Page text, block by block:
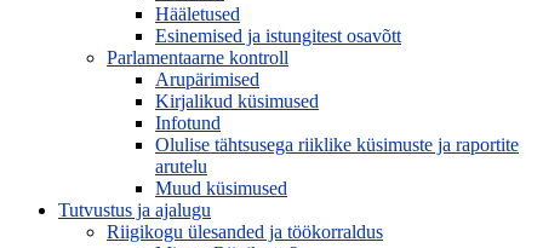
Hääletused
Esinemised ja istungitest osavõtt
Parlamentaarne kontroll
Arupärimised
Kirjalikud küsimused
Infotund
Olulise tähtsusega riiklike küsimuste ja raportite
arutelu
Muud küsimused
Tutvustus ja ajalugu
Riigikogu ülesanded ja töökorraldus